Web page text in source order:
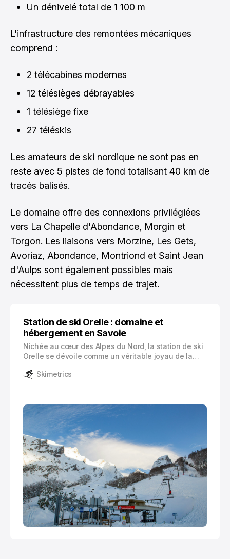
Un dénivelé total de 1 100 m
L'infrastructure des remontées mécaniques
comprend :
2 télécabines modernes
12 télésièges débrayables
1 télésiège fixe
27 téléskis
Les amateurs de ski nordique ne sont pas en
reste avec 5 pistes de fond totalisant 40 km de
tracés balisés.
Le domaine offre des connexions privilégiées
vers La Chapelle d'Abondance, Morgin et
Torgon. Les liaisons vers Morzine, Les Gets,
Avoriaz, Abondance, Montriond et Saint Jean
d'Aulps sont également possibles mais
nécessitent plus de temps de trajet.
Station de ski Orelle : domaine et
hébergement en Savoie
Nichée au cœur des Alpes du Nord, la station de ski
Orelle se dévoile comme un véritable joyau de la
dans le prestigieux Parc National de la Vanoise,
passionnés de sports d’hiver.
Skimetrics